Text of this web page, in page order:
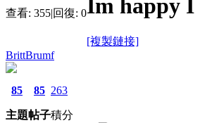
查看: 355|回復: 0Im happy I
[複製鏈接]
BrittBrumf
85
主題
85
帖子
263
積分